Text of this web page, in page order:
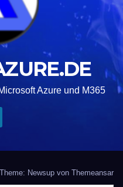
Azure und M365
Theme: Newsup von Themeansar